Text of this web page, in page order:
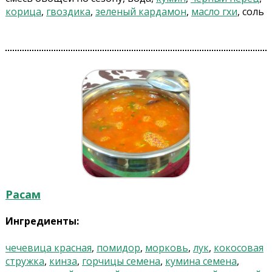
корица, гвоздика, зеленый кардамон, масло гхи, соль
Расам
Ингредиенты:
чечевица красная, помидор, морковь, лук, кокосовая
стружка, кинза, горчицы семена, кумина семена,